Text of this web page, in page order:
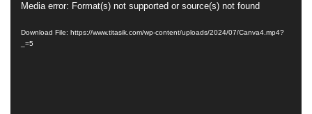
Player
Media error: Format(s) not supported or source(s) not found
Download File: https://www.titasik.com/wp-content/uploads/2024/07/Canva4.mp4?
_=5